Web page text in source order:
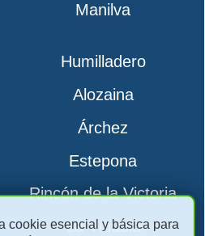
Manilva
Humilladero
Alozaina
Árchez
Estepona
Rincón de la Victoria
La Viñuela
cookie esencial y básica para